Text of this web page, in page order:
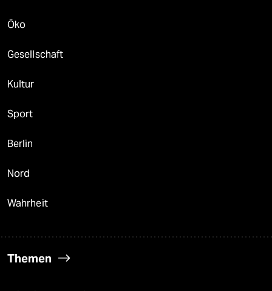
Öko
Gesellschaft
Kultur
Sport
Berlin
Nord
Wahrheit
Themen